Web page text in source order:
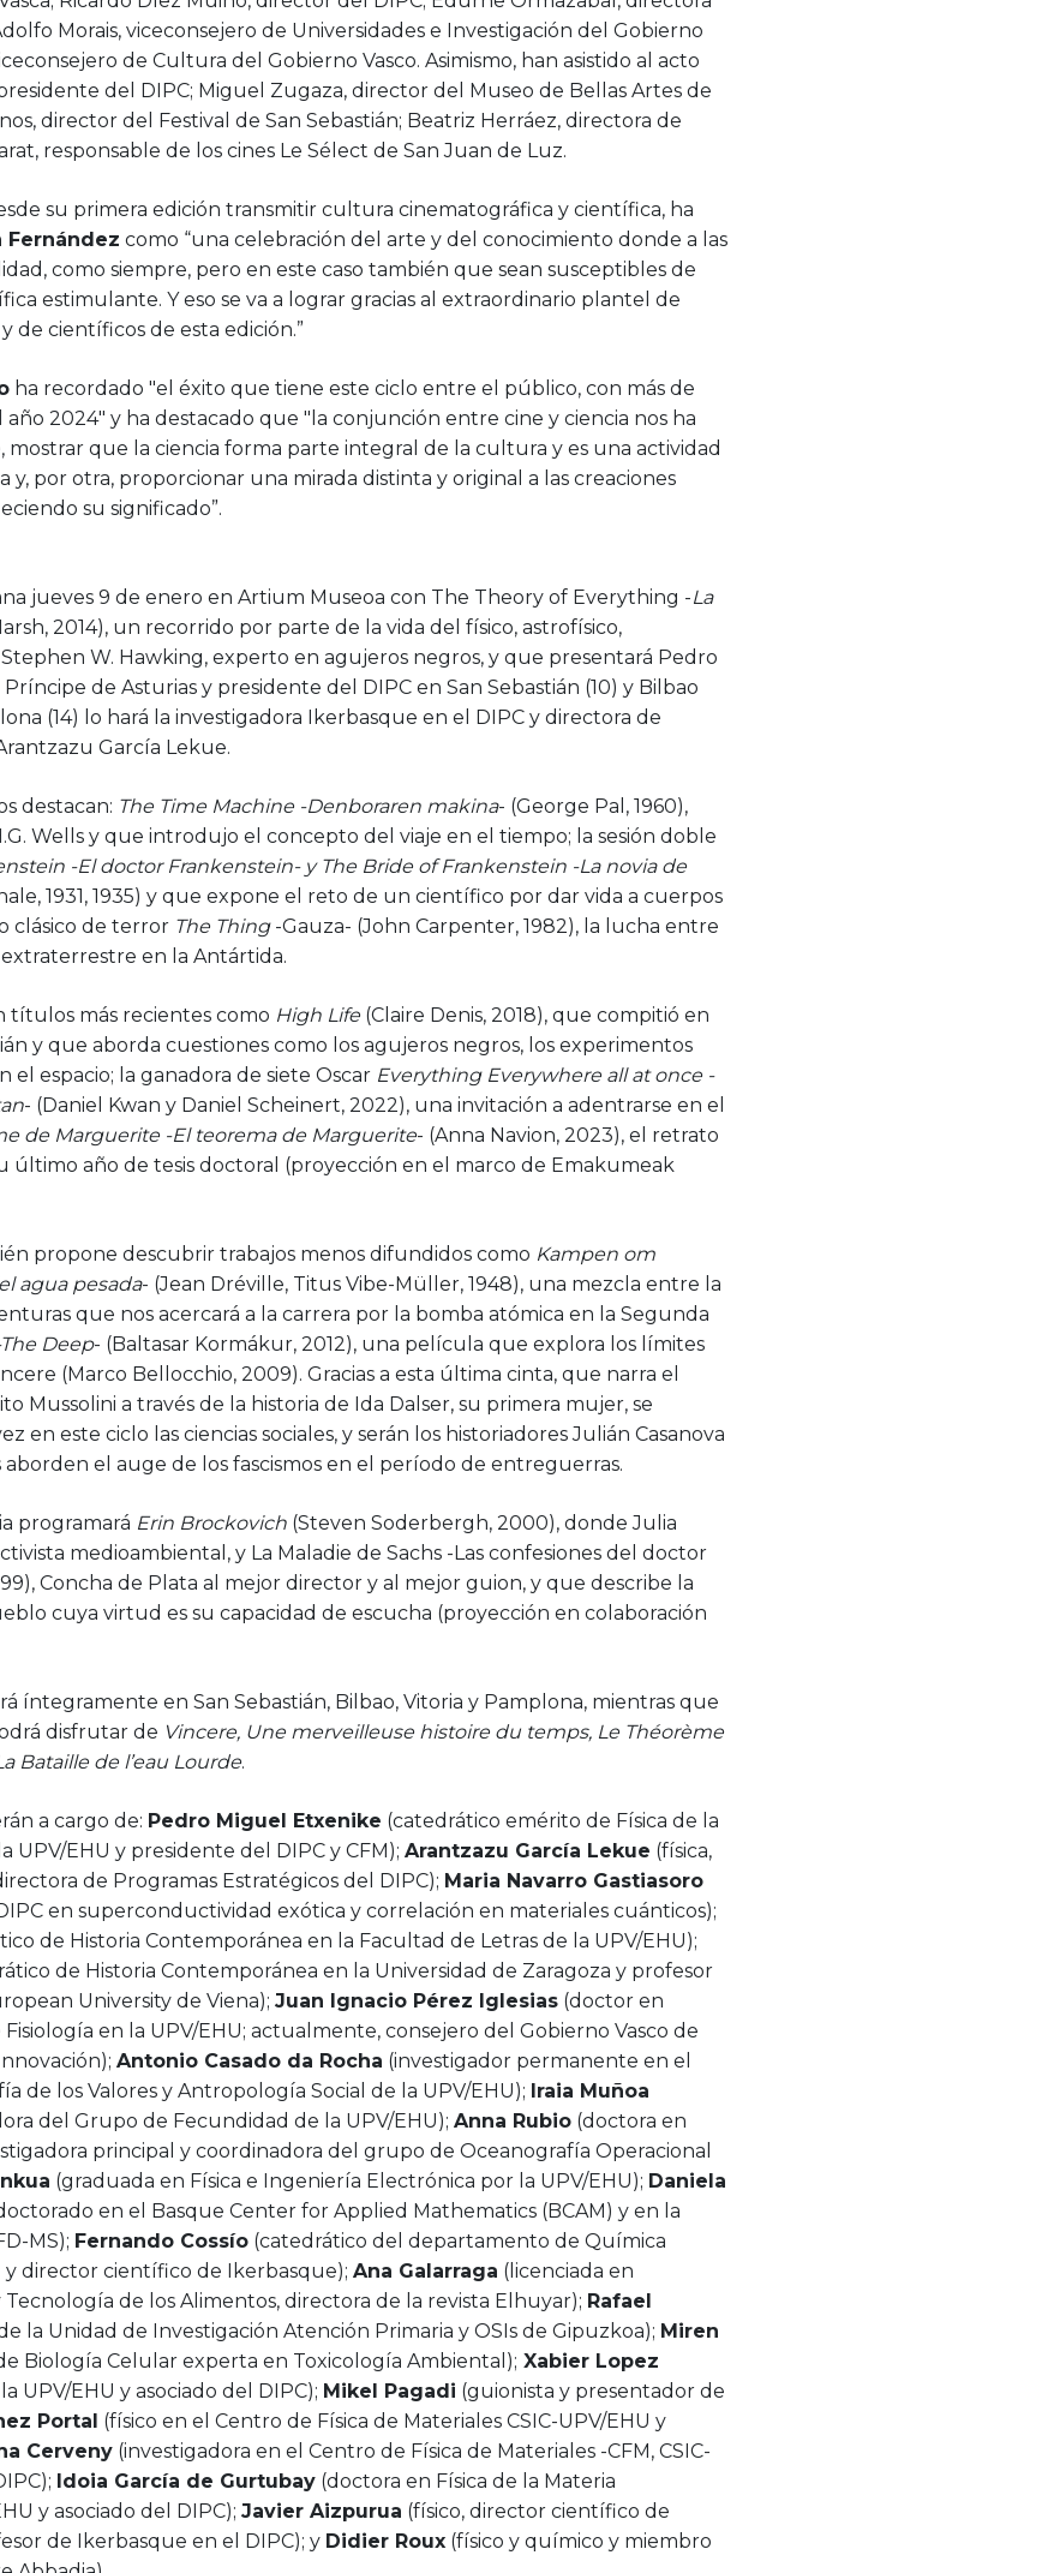
Morais, viceconsejero de Universidades e Investigación del Gobierno
de Cultura del Gobierno Vasco. Asimismo, han asistido al acto
del DIPC; Miguel Zugaza, director del Museo de Bellas Artes de
director del Festival de San Sebastián; Beatriz Herráez, directora de
responsable de los cines Le Sélect de San Juan de Luz.
su primera edición transmitir cultura cinematográfica y científica, ha
Fernández como “una celebración del arte y del conocimiento donde a las
como siempre, pero en este caso también que sean susceptibles de
estimulante. Y eso se va a lograr gracias al extraordinario plantel de
de científicos de esta edición.”
ha recordado "el éxito que tiene este ciclo entre el público, con más de
año 2024" y ha destacado que "la conjunción entre cine y ciencia nos ha
que la ciencia forma parte integral de la cultura y es una actividad
por otra, proporcionar una mirada distinta y original a las creaciones
su significado”.
jueves 9 de enero en Artium Museoa con The Theory of Everything -La
2014), un recorrido por parte de la vida del físico, astrofísico,
W. Hawking, experto en agujeros negros, y que presentará Pedro
de Asturias y presidente del DIPC en San Sebastián (10) y Bilbao
(14) lo hará la investigadora Ikerbasque en el DIPC y directora de
García Lekue.
destacan: The Time Machine -Denboraren makina- (George Pal, 1960),
Wells y que introdujo el concepto del viaje en el tiempo; la sesión doble
-El doctor Frankenstein- y The Bride of Frankenstein -La novia de
1931, 1935) y que expone el reto de un científico por dar vida a cuerpos
clásico de terror The Thing-Gauza- (John Carpenter, 1982), la lucha entre
en la Antártida.
títulos más recientes como High Life(Claire Denis, 2018), que compitió en
y que aborda cuestiones como los agujeros negros, los experimentos
el espacio; la ganadora de siete Oscar Everything Everywhere all at once -
- (Daniel Kwan y Daniel Scheinert, 2022), una invitación a adentrarse en el
de Marguerite -El teorema de Marguerite- (Anna Navion, 2023), el retrato
último año de tesis doctoral (proyección en el marco de Emakumeak
propone descubrir trabajos menos difundidos como Kampen om
agua pesada- (Jean Dréville, Titus Vibe-Müller, 1948), una mezcla entre la
que nos acercará a la carrera por la bomba atómica en la Segunda
Deep- (Baltasar Kormákur, 2012), una película que explora los límites
(Marco Bellocchio, 2009). Gracias a esta última cinta, que narra el
Mussolini a través de la historia de Ida Dalser, su primera mujer, se
en este ciclo las ciencias sociales, y serán los historiadores Julián Casanova
el auge de los fascismos en el período de entreguerras.
programará Erin Brockovich (Steven Soderbergh, 2000), donde Julia
medioambiental, y La Maladie de Sachs -Las confesiones del doctor
Concha de Plata al mejor director y al mejor guion, y que describe la
cuya virtud es su capacidad de escucha (proyección en colaboración
íntegramente en San Sebastián, Bilbao, Vitoria y Pamplona, mientras que
disfrutar de Vincere, Une merveilleuse histoire du temps, Le Théorème
Bataille de l’eau Lourde.
a cargo de: Pedro Miguel Etxenike (catedrático emérito de Física de la
UPV/EHU y presidente del DIPC y CFM);Arantzazu García Lekue (física,
de Programas Estratégicos del DIPC); Maria Navarro Gastiasoro
en superconductividad exótica y correlación en materiales cuánticos);
de Historia Contemporánea en la Facultad de Letras de la UPV/EHU);
de Historia Contemporánea en la Universidad de Zaragoza y profesor
University de Viena);Juan Ignacio Pérez Iglesias (doctor en
en la UPV/EHU; actualmente, consejero del Gobierno Vasco de
Antonio Casado da Rocha (investigador permanente en el
de los Valores y Antropología Social de la UPV/EHU); Iraia Muñoa
del Grupo de Fecundidad de la UPV/EHU);Anna Rubio (doctora en
principal y coordinadora del grupo de Oceanografía Operacional
(graduada en Física e Ingeniería Electrónica por la UPV/EHU); Daniela
en el Basque Center for Applied Mathematics (BCAM) y en la
MS); Fernando Cossío (catedrático del departamento de Química
y director científico de Ikerbasque);Ana Galarraga (licenciada en
Tecnología de los Alimentos, directora de la revista Elhuyar); Rafael
la Unidad de Investigación Atención Primaria y OSIs de Gipuzkoa); Miren
Biología Celular experta en Toxicología Ambiental); Xabier Lopez
UPV/EHU y asociado del DIPC); Mikel Pagadi (guionista y presentador de
Portal (físico en el Centro de Física de Materiales CSIC-UPV/EHU y
Cerveny (investigadora en el Centro de Física de Materiales -CFM, CSIC-
Idoia García de Gurtubay (doctora en Física de la Materia
y asociado del DIPC);Javier Aizpurua (físico, director científico de
de Ikerbasque en el DIPC); y Didier Roux (físico y químico y miembro